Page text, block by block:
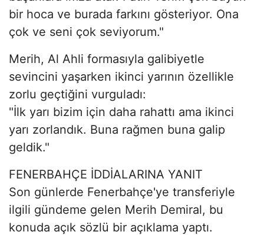
bir hoca ve burada farkını gösteriyor. Ona
çok ve seni çok seviyorum."
Merih, Al Ahli formasıyla galibiyetle
sevincini yaşarken ikinci yarının özellikle
zorlu geçtiğini vurguladı:
"İlk yarı bizim için daha rahattı ama ikinci
yarı zorlandık. Buna rağmen buna galip
geldik."
FENERBAHÇE İDDİALARINA YANIT
Son günlerde Fenerbahçe'ye transferiyle
ilgili gündeme gelen Merih Demiral, bu
konuda açık sözlü bir açıklama yaptı.